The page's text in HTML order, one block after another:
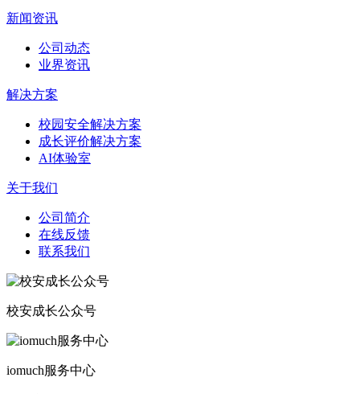
新闻资讯
公司动态
业界资讯
解决方案
校园安全解决方案
成长评价解决方案
AI体验室
关于我们
公司简介
在线反馈
联系我们
校安成长公众号
iomuch服务中心